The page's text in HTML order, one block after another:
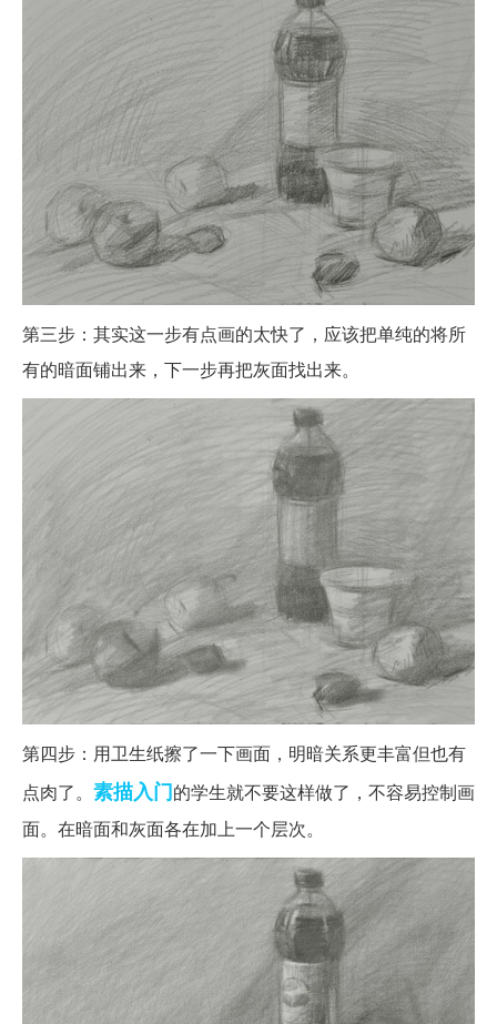
第三步：其实这一步有点画的太快了，应该把单纯的将所
有的暗面铺出来，下一步再把灰面找出来。
第四步：用卫生纸擦了一下画面，明暗关系更丰富但也有
点肉了。 素描入门的学生就不要这样做了，不容易控制画
面。在暗面和灰面各在加上一个层次。